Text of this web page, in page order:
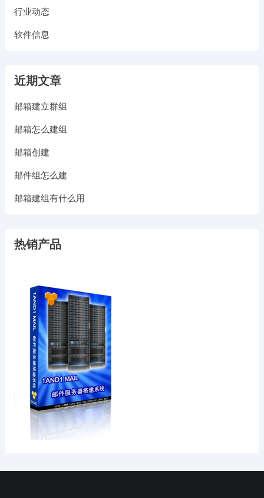
行业动态
软件信息
近期文章
邮箱建立群组
邮箱怎么建组
邮箱创建
邮件组怎么建
邮箱建组有什么用
热销产品